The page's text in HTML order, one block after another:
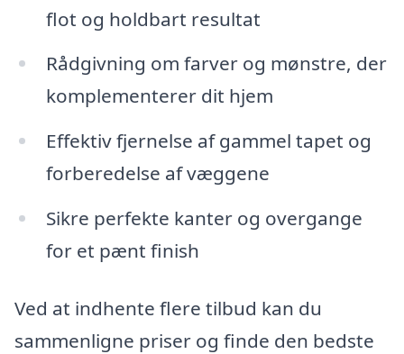
flot og holdbart resultat
Rådgivning om farver og mønstre, der
komplementerer dit hjem
Effektiv fjernelse af gammel tapet og
forberedelse af væggene
Sikre perfekte kanter og overgange
for et pænt finish
Ved at indhente flere tilbud kan du
sammenligne priser og finde den bedste